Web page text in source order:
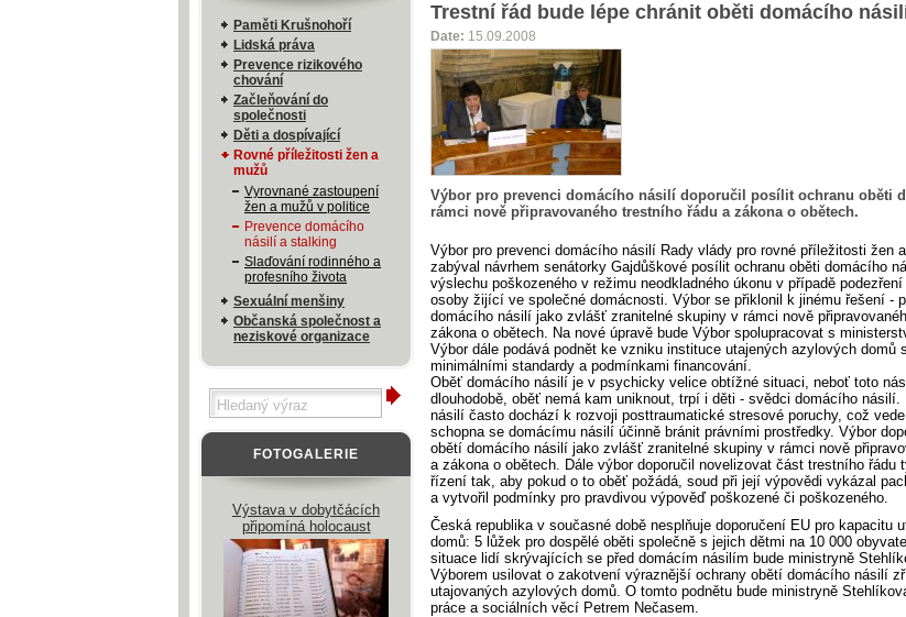
Trestní řád bude lépe chránit oběti domácího
Date: 15.09.2008
Výbor pro prevenci domácího násilí doporučil posílit ochranu oběti
rámci nově připravovaného trestního řádu a zákona o obětech.
Výbor pro prevenci domácího násilí Rady vlády pro rovné příležitosti žen
zabýval návrhem senátorky Gajdůškové posílit ochranu oběti domácího
výslechu poškozeného v režimu neodkladného úkonu v případě
osoby žijící ve společné domácnosti. Výbor se přiklonil k jinému řešení -
domácího násilí jako zvlášť zranitelné skupiny v rámci nově
zákona o obětech. Na nové úpravě bude Výbor spolupracovat s
Výbor dále podává podnět ke vzniku instituce utajených azylových domů
minimálními standardy a podmínkami financování.
Oběť domácího násilí je v psychicky velice obtížné situaci, neboť toto
dlouhodobě, oběť nemá kam uniknout, trpí i děti - svědci domácího násilí.
násilí často dochází k rozvoji posttraumatické stresové poruchy, což
schopna se domácímu násilí účinně bránit právními prostředky. Výbor
obětí domácího násilí jako zvlášť zranitelné skupiny v rámci nově
a zákona o obětech. Dále výbor doporučil novelizovat část trestního řádu
řízení tak, aby pokud o to oběť požádá, soud při její výpovědi vykázal
a vytvořil podmínky pro pravdivou výpověď poškozené či poškozeného.
Česká republika v současné době nesplňuje doporučení EU pro kapacitu
domů: 5 lůžek pro dospělé oběti společně s jejich dětmi na 10 000
situace lidí skrývajících se před domácím násilím bude ministryně
Výborem usilovat o zakotvení výraznější ochrany obětí domácího násilí
utajovaných azylových domů. O tomto podnětu bude ministryně
práce a sociálních věcí Petrem Nečasem.
Paměti Krušnohoří
Lidská práva
Prevence rizikového
chování
Začleňování do
společnosti
Děti a dospívající
Rovné příležitosti žen a
mužů
Vyrovnané zastoupení
žen a mužů v politice
Prevence domácího
násilí a stalking
Slaďování rodinného a
profesního života
Sexuální menšiny
Občanská společnost a
neziskové organizace
FOTOGALERIE
Výstava v dobytčácích
připomíná holocaust